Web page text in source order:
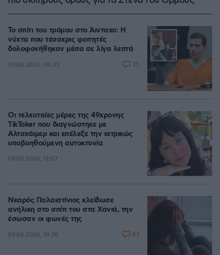
Το σπίτι του τρόμου στο Άινταχο: Η
νύχτα που τέσσερις φοιτητές
δολοφονήθηκαν μέσα σε λίγα λεπτά
09.08.2026, 08:33 25
Οι τελευταίες μέρες της 49χρονης
TikToker που διαγνώστηκε με
Αλτσχάιμερ και επέλεξε την ιατρικώς
υποβοηθούμενη αυτοκτονία
09.08.2026, 12:07
Νεαρός Παλαιστίνιος κλείδωσε
ανήλικη στο σπίτι του στα Χανιά, την
έσωσαν οι φωνές της
09.08.2026, 10:38 82